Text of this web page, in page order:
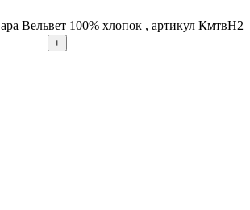
Вельвет 100% хлопок , артикул КмтвН2